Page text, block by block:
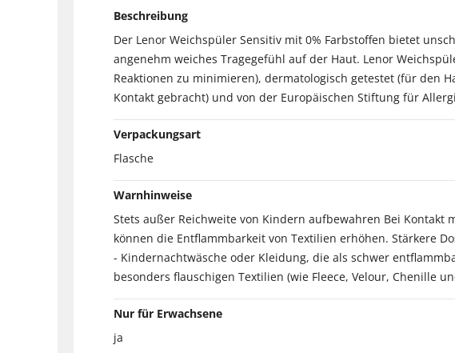
Beschreibung
Der Lenor Weichspüler Sensitiv mit 0% Farbstoffen bietet
angenehm weiches Tragegefühl auf der Haut. Lenor
Reaktionen zu minimieren), dermatologisch getestet (für den
Kontakt gebracht) und von der Europäischen Stiftung für
Verpackungsart
Flasche
Warnhinweise
Stets außer Reichweite von Kindern aufbewahren Bei
können die Entflammbarkeit von Textilien erhöhen. Stärkere
- Kindernachtwäsche oder Kleidung, die als schwer
besonders flauschigen Textilien (wie Fleece, Velour, Chenille
Nur für Erwachsene
ja